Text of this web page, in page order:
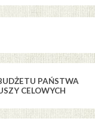
PAŃSTWA
CELOWYCH